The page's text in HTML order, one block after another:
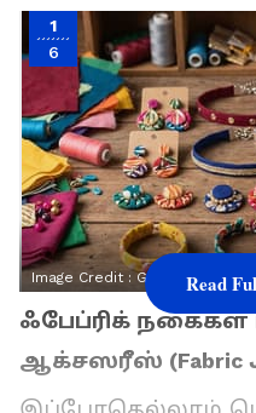
1
6
Image Credit :Gemini
ஃபேப்ரிக்
ஆக்சஸரீஸ் (Fabric
Read